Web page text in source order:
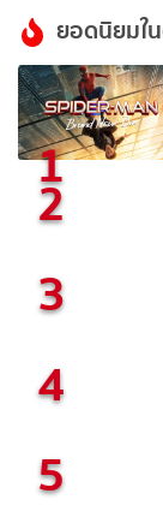
ยอดนิยมใ
1
2
3
4
5